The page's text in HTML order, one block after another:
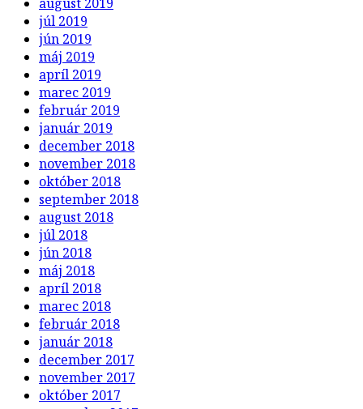
august 2019
júl 2019
jún 2019
máj 2019
apríl 2019
marec 2019
február 2019
január 2019
december 2018
november 2018
október 2018
september 2018
august 2018
júl 2018
jún 2018
máj 2018
apríl 2018
marec 2018
február 2018
január 2018
december 2017
november 2017
október 2017